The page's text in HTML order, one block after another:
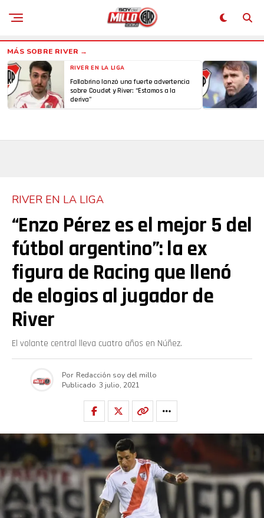
RIVER EN LA LIGA
Fallabrino lanzó una fuerte advertencia
sobre Coudet y River: “Estamos a la
deriva”
RIVER EN LA LIGA
“Enzo Pérez es el mejor 5 del
fútbol argentino”: la ex
figura de Racing que llenó
de elogios al jugador de
River
El volante central lleva cuatro años en Núñez.
Por Redacción soy del millo
Publicado 3 julio, 2021